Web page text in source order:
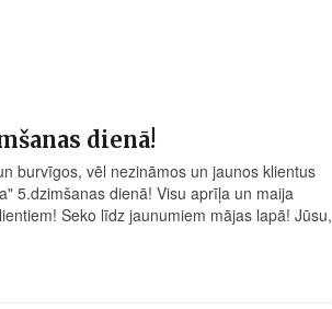
dienā!
burvīgos, vēl nezināmos un jaunos klientus
5.dzimšanas dienā! Visu aprīļa un maija
Seko līdz jaunumiem mājas lapā! Jūsu,